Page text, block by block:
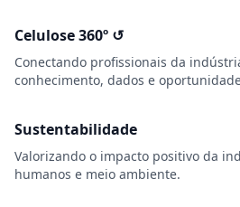
Celulose 360º ↺
Conectando profissionais da
conhecimento, dados e
Sustentabilidade
Valorizando o impacto positivo da
humanos e meio ambiente.